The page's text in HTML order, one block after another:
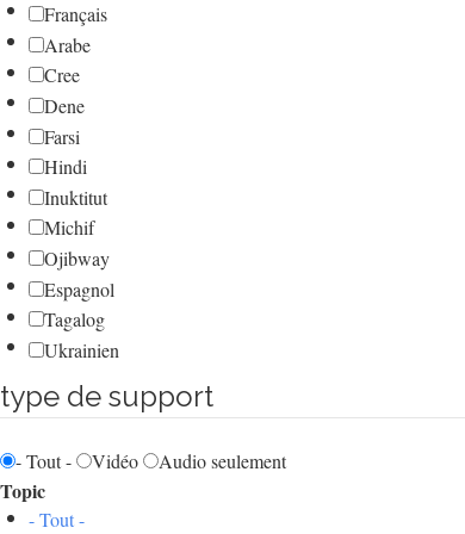
Français
Arabe
Cree
Dene
Farsi
Hindi
Inuktitut
Michif
Ojibway
Espagnol
Tagalog
Ukrainien
type de support
- Tout - Vidéo Audio seulement
Topic
- Tout -